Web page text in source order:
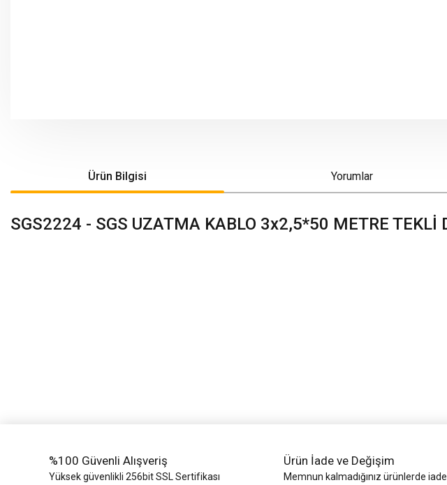
Ürün Bilgisi Yorumlar
SGS2224 - SGS UZATMA KABLO 3x2,5*50 METRE TEKLİ
%100 Güvenli Alışveriş
Yüksek güvenlikli 256bit SSL Sertifikası
Ürün İade ve Değişim
Memnun kalmadığınız ürünlerde iade